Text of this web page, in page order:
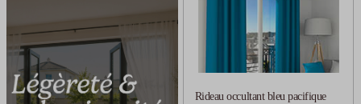
Rideau occultant bleu pacifique